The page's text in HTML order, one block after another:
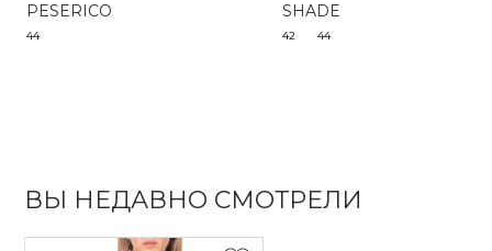
PESERICO
44
SHADE
42 44
ВЫ НЕДАВНО СМОТРЕЛИ